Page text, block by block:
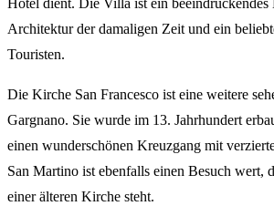
Hotel dient. Die Villa ist ein beeindruckendes
Architektur der damaligen Zeit und ein
Touristen.
Die Kirche San Francesco ist eine weitere
Gargnano. Sie wurde im 13. Jahrhundert
einen wunderschönen Kreuzgang mit
San Martino ist ebenfalls einen Besuch wert,
einer älteren Kirche steht.